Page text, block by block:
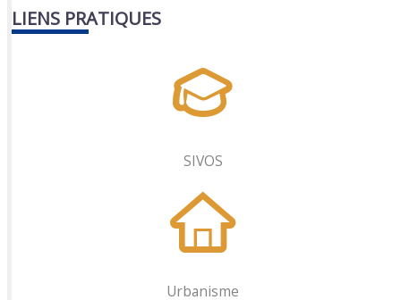
LIENS PRATIQUES
SIVOS
Urbanisme